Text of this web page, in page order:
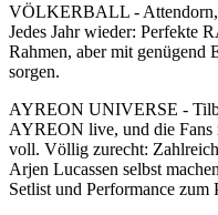
VÖLKERBALL - Attendorn,
Jedes Jahr wieder: Perfekte
Rahmen, aber mit genügend
sorgen.
AYREON UNIVERSE -
AYREON live, und die Fans
voll. Völlig zurecht:
Arjen Lucassen selbst
Setlist und Performance